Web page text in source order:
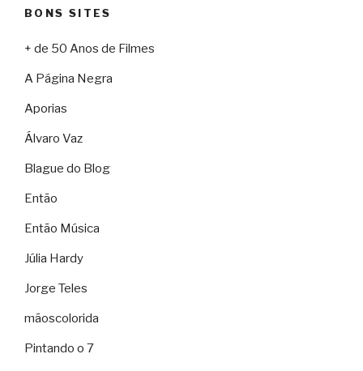
BONS SITES
+ de 50 Anos de Filmes
A Página Negra
Aporias
Álvaro Vaz
Blague do Blog
Então
Então Música
Júlia Hardy
Jorge Teles
mãoscolorida
Pintando o 7